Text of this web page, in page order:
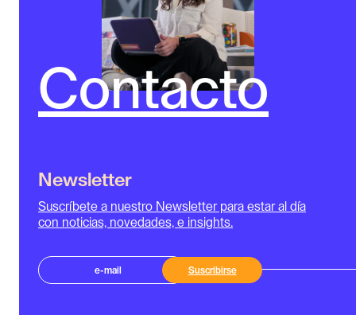
Contacto
Newsletter
Suscríbete a nuestro Newsletter para estar al día
con noticias, novedades, e insights.
Suscribirse